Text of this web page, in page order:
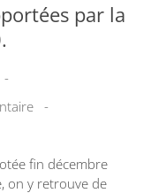
par la
fin décembre
on y retrouve de